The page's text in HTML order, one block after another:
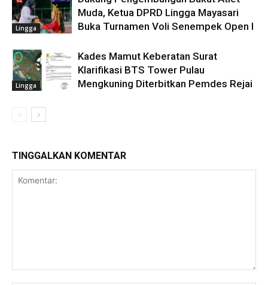
Lingga
Muda, Ketua DPRD Lingga Mayasari
Buka Turnamen Voli Senempek Open I
Lingga
Kades Mamut Keberatan Surat
Klarifikasi BTS Tower Pulau
Mengkuning Diterbitkan Pemdes Rejai
TINGGALKAN KOMENTAR